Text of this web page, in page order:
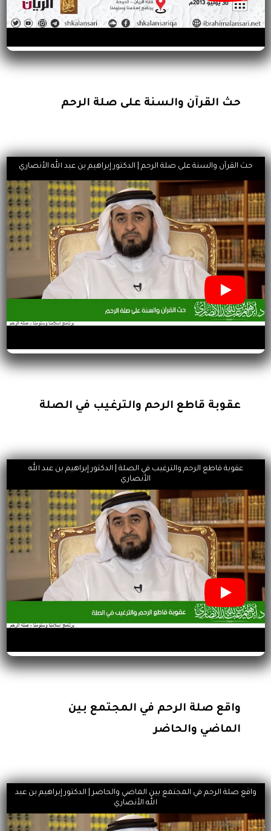
حث القرآن والسنة على صلة الرحم
حث القرآن والسنة على صلة الرحم | الدكتور إبراهيم بن عبد الله الأنصاري
عقوبة قاطع الرحم والترغيب في الصلة
عقوبة قاطع الرحم والترغيب في الصلة | الدكتور إبراهيم بن عبد الله
الأنصاري
واقع صلة الرحم في المجتمع بين
الماضي والحاضر
واقع صلة الرحم في المجتمع بين الماضي والحاضر | الدكتور إبراهيم بن عبد
الله الأنصاري